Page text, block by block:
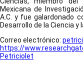
Mexicana de
A.C. y fue galardonado
Desarrollo de la Ciencia y
Correo electrónico:
https://
Petriciolet